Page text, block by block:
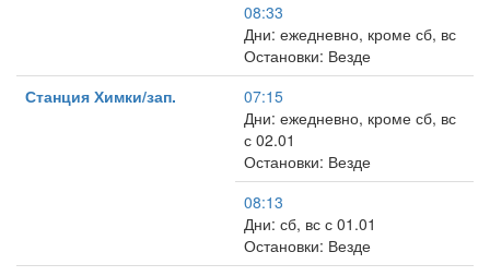
08:33
Дни: ежедневно, кроме сб, вс
Остановки: Везде
Станция Химки/зап.
07:15
Дни: ежедневно, кроме сб, вс
с 02.01
Остановки: Везде
08:13
Дни: сб, вс с 01.01
Остановки: Везде